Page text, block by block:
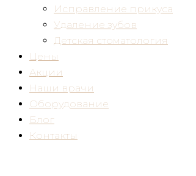
Исправление прикуса
Удаление зубов
Детская стоматология
Цены
Акции
Наши врачи
Оборудование
Блог
Контакты